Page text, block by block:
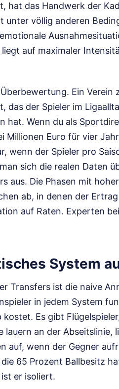
hat das Handwerk der
völlig anderen
auf maximaler
Ein Verein
das der Spieler im
hat. Wenn du als
Millionen Euro für vier
wenn der Spieler pro
sich die realen Daten
aus. Die Phasen mit
ab, in denen der
auf Raten. Experten bei
System
Transfers ist die naive
in jedem System
Es gibt
lauern an der Abseitslinie,
auf, wenn der Gegner
65 Prozent Ballbesitz
er isoliert.